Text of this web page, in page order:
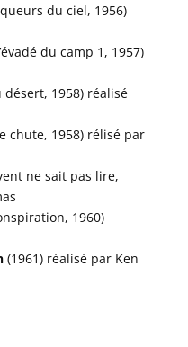
du ciel, 1956)
du camp 1, 1957)
désert, 1958) réalisé
chute, 1958) rélisé par
ne sait pas lire,
1960)
(1961) réalisé par Ken